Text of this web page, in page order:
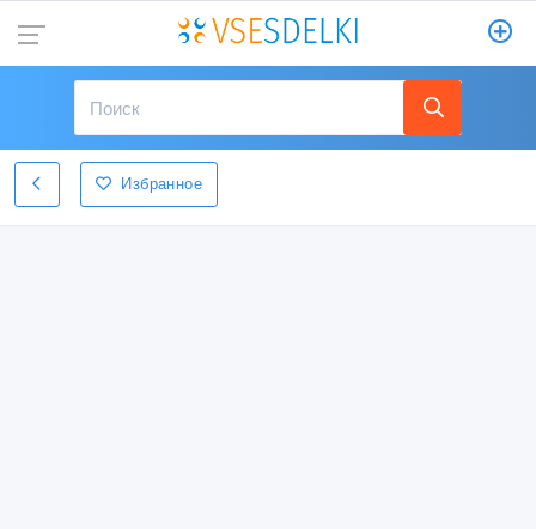
Избранное